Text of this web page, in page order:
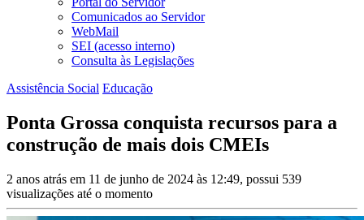
Comunicados ao Servidor
WebMail
SEI (acesso interno)
Consulta às Legislações
Assistência Social Educação
Ponta Grossa conquista recursos para a
construção de mais dois CMEIs
2 anos atrás em 11 de junho de 2024 às 12:49, possui 539
visualizações até o momento